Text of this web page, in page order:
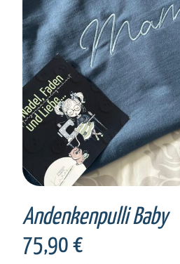
SELECT OPTIONS / DETAILS
Andenkenpulli Baby
75,90 €